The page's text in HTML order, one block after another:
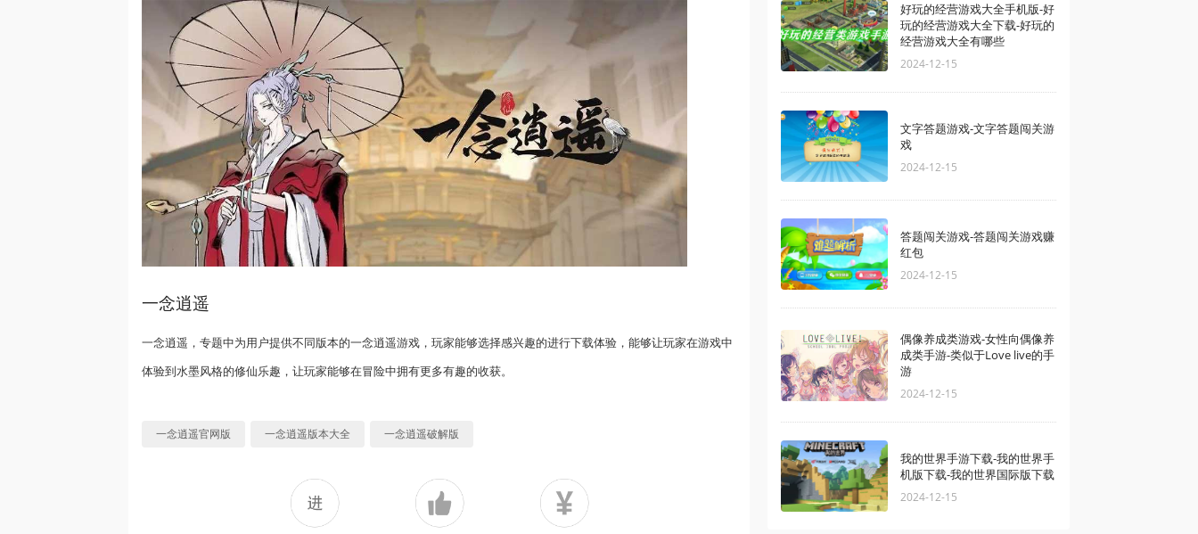
一念逍遥
一念逍遥，专题中为用户提供不同版本的一念逍遥游戏，玩家能够选择感兴趣的进行下载体验，能够让玩家在游戏中
体验到水墨风格的修仙乐趣，让玩家能够在冒险中拥有更多有趣的收获。
一念逍遥官网版 一念逍遥版本大全 一念逍遥破解版
好玩的经营游戏大全手机版-好
玩的经营游戏大全下载-好玩的
经营游戏大全有哪些
2024-12-15
文字答题游戏-文字答题闯关游
戏
2024-12-15
答题闯关游戏-答题闯关游戏赚
红包
2024-12-15
偶像养成类游戏-女性向偶像养
成类手游-类似于Love live的手
游
2024-12-15
我的世界手游下载-我的世界手
机版下载-我的世界国际版下载
2024-12-15